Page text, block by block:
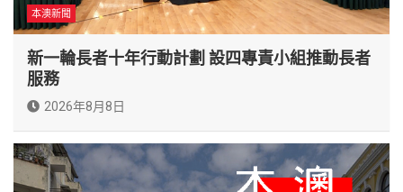
本澳新聞
新一輪長者十年行動計劃 設四專責小組推動長者
服務
2026年8月8日